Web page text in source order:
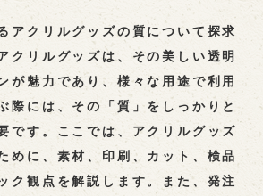
アクリルグッズの質について探求
クリルグッズは、その美しい透明
が魅力であり、様々な用途で利用
際には、その「質」をしっかりと
です。ここでは、アクリルグッズ
めに、素材、印刷、カット、検品
ク観点を解説します。また、発注